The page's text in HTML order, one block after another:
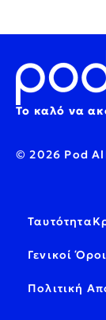
Το καλό να
© 2026 Pod
Ταυτότητα
Γενικοί
Πολιτική